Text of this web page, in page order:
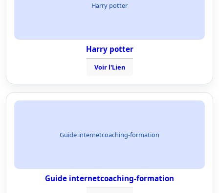
Harry potter
Harry potter
Voir l'Lien
Guide internetcoaching-formation
Guide internetcoaching-formation